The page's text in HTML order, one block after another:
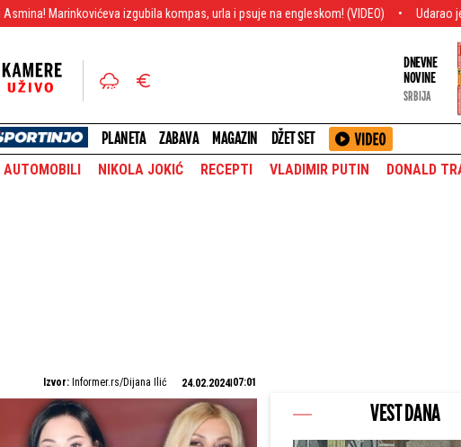
izgubila kompas, urla i psuje na engleskom! (VIDEO) Udarao je rukama i
DNEVNE
NOVINE
SRBIJA
PLANETA ZABAVA MAGAZIN DŽET SET
AUTOMOBILI NIKOLA JOKIĆ RECEPTI VLADIMIR PUTIN DONALD
Izvor: Informer.rs/Dijana Ilić 24.02.2024 07:01
VEST DANA